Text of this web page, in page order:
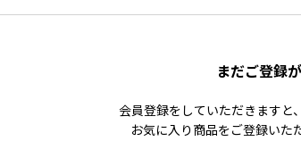
まだご登録
会員登録をしていただきますと
お気に入り商品をご登録いた